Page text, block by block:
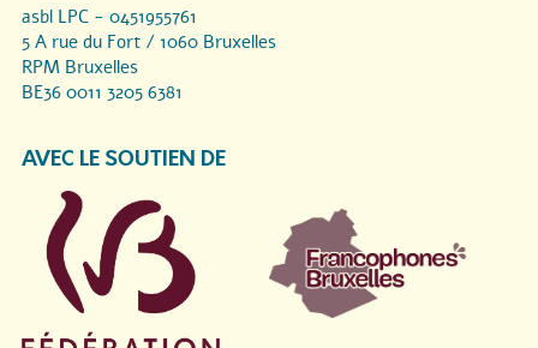
asbl LPC - 0451955761
5 A rue du Fort / 1060 Bruxelles
RPM Bruxelles
BE36 0011 3205 6381
AVEC LE SOUTIEN DE